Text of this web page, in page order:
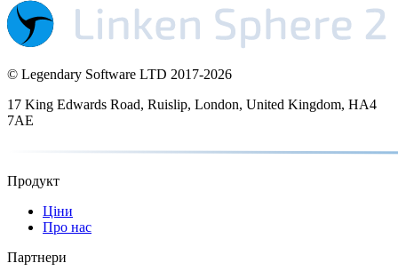
© Legendary Software LTD 2017-2026
17 King Edwards Road, Ruislip, London, United Kingdom, HA4
7AE
Продукт
Ціни
Про нас
Партнери